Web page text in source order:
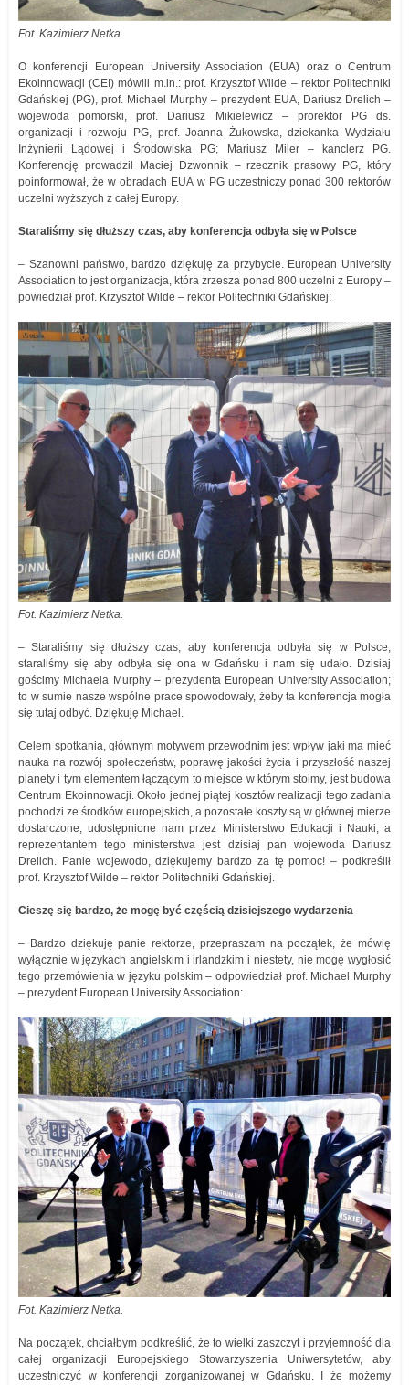
Fot. Kazimierz Netka.
O konferencji European University Association (EUA) oraz o Centrum
Ekoinnowacji (CEI) mówili m.in.: prof. Krzysztof Wilde – rektor Politechniki
Gdańskiej (PG), prof. Michael Murphy – prezydent EUA, Dariusz Drelich –
wojewoda pomorski, prof. Dariusz Mikielewicz – prorektor PG ds.
organizacji i rozwoju PG, prof. Joanna Żukowska, dziekanka Wydziału
Inżynierii Lądowej i Środowiska PG; Mariusz Miler – kanclerz PG.
Konferencję prowadził Maciej Dzwonnik – rzecznik prasowy PG, który
poinformował, że w obradach EUA w PG uczestniczy ponad 300 rektorów
uczelni wyższych z całej Europy.
Staraliśmy się dłuższy czas, aby konferencja odbyła się w Polsce
– Szanowni państwo, bardzo dziękuję za przybycie. European University
Association to jest organizacja, która zrzesza ponad 800 uczelni z Europy –
powiedział prof. Krzysztof Wilde – rektor Politechniki Gdańskiej:
Fot. Kazimierz Netka.
– Staraliśmy się dłuższy czas, aby konferencja odbyła się w Polsce,
staraliśmy się aby odbyła się ona w Gdańsku i nam się udało. Dzisiaj
gościmy Michaela Murphy – prezydenta European University Association;
to w sumie nasze wspólne prace spowodowały, żeby ta konferencja mogła
się tutaj odbyć. Dziękuję Michael.
Celem spotkania, głównym motywem przewodnim jest wpływ jaki ma mieć
nauka na rozwój społeczeństw, poprawę jakości życia i przyszłość naszej
planety i tym elementem łączącym to miejsce w którym stoimy, jest budowa
Centrum Ekoinnowacji. Około jednej piątej kosztów realizacji tego zadania
pochodzi ze środków europejskich, a pozostałe koszty są w głównej mierze
dostarczone, udostępnione nam przez Ministerstwo Edukacji i Nauki, a
reprezentantem tego ministerstwa jest dzisiaj pan wojewoda Dariusz
Drelich. Panie wojewodo, dziękujemy bardzo za tę pomoc! – podkreślił
prof. Krzysztof Wilde – rektor Politechniki Gdańskiej.
Cieszę się bardzo, że mogę być częścią dzisiejszego wydarzenia
– Bardzo dziękuję panie rektorze, przepraszam na początek, że mówię
wyłącznie w językach angielskim i irlandzkim i niestety, nie mogę wygłosić
tego przemówienia w języku polskim – odpowiedział prof. Michael Murphy
– prezydent European University Association:
Fot. Kazimierz Netka.
Na początek, chciałbym podkreślić, że to wielki zaszczyt i przyjemność dla
całej organizacji Europejskiego Stowarzyszenia Uniwersytetów, aby
uczestniczyć w konferencji zorganizowanej w Gdańsku. I że możemy